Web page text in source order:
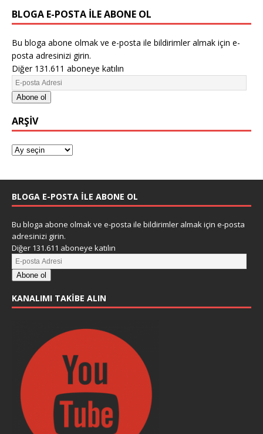
BLOGA E-POSTA ILE ABONE OL
Bu bloga abone olmak ve e-posta ile bildirimler almak için e-
posta adresinizi girin.
Diğer 131.611 aboneye katılın
Abone ol
ARŞIV
BLOGA E-POSTA ILE ABONE OL
Bu bloga abone olmak ve e-posta ile bildirimler almak için e-posta
adresinizi girin.
Diğer 131.611 aboneye katılın
Abone ol
KANALIMI TAKIBE ALIN